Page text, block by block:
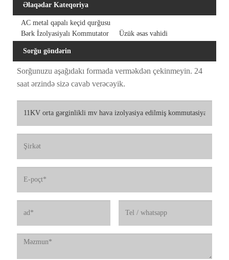
Əlaqədar Kateqoriya
AC metal qapalı keçid qurğusu
Bərk İzolyasiyalı Kommutator
Üzük əsas vahidi
Sorğu göndərin
Sorğunuzu aşağıdakı formada verməkdən çekinmeyin. 24
saat ərzində sizə cavab verəcəyik.